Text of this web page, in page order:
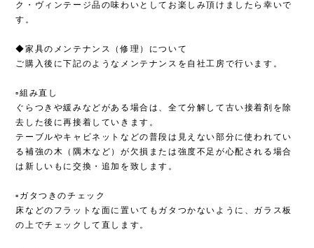
ク・ヴィンテージ品の味わいとしてお楽しみ頂けましたら幸いで
す。
◆家具のメンテナンス（修理）について
ご購入後に下記のようなメンテナンスを自社工房で行います。
▫︎組み直し
ぐらつきや緩みなどがある場合は、全て分解して古い接着剤を除
去した後に再接着していきます。
テーブルやキャビネットなどの普段は見えない部分に使われてい
る補強の木（隅木など）が欠損または強度不足が心配される場合
は新しいもに交換・追加を致します。
▫︎ガタつきのチェック
床などのフラットな面に置いてもガタつかないように、ガラス板
の上でチェックして直します。